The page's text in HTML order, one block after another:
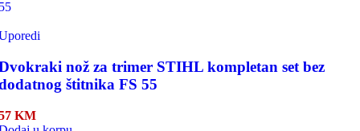
nož za trimer STIHL kompletan set bez
štitnika FS 55
KM